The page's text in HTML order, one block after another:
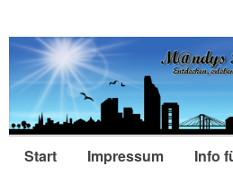
Start Impressum
Info